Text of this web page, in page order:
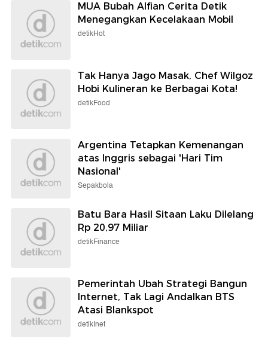
MUA Bubah Alfian Cerita Detik
Menegangkan Kecelakaan Mobil
detikHot
Tak Hanya Jago Masak, Chef Wilgoz
Hobi Kulineran ke Berbagai Kota!
detikFood
Argentina Tetapkan Kemenangan
atas Inggris sebagai 'Hari Tim
Nasional'
Sepakbola
Batu Bara Hasil Sitaan Laku Dilelang
Rp 20,97 Miliar
detikFinance
Pemerintah Ubah Strategi Bangun
Internet, Tak Lagi Andalkan BTS
Atasi Blankspot
detikInet